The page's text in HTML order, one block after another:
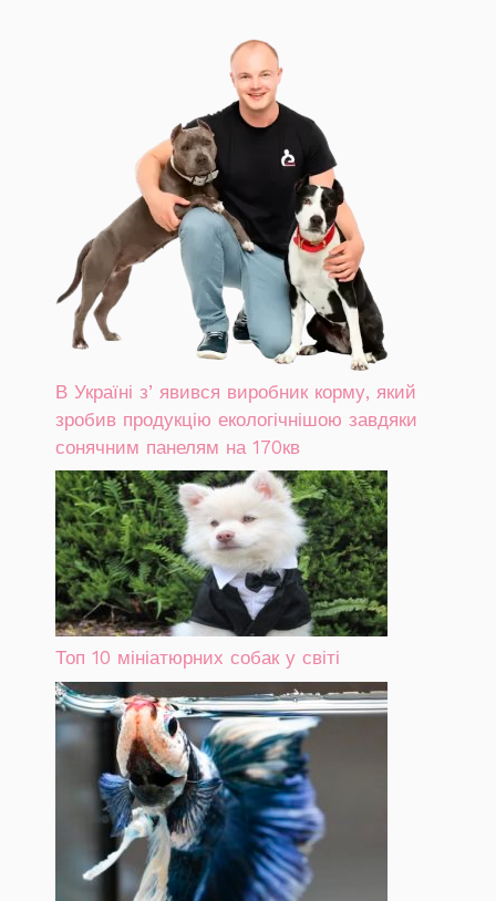
В Україні зʼявився виробник корму, який
зробив продукцію екологічнішою завдяки
сонячним панелям на 170кв
Топ 10 мініатюрних собак у світі